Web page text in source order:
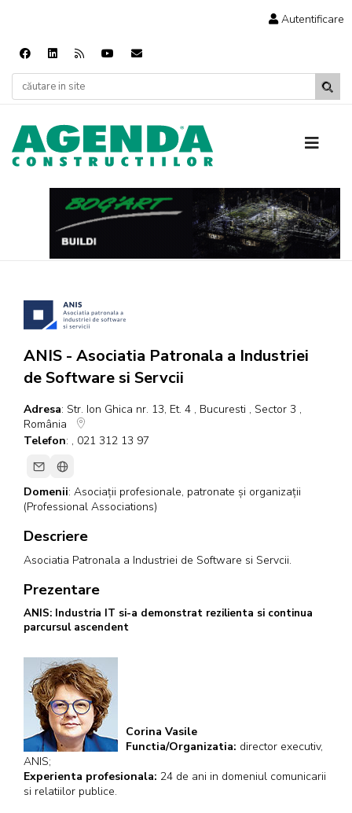
Autentificare
ANIS - Asociatia Patronala a Industriei
de Software si Servcii
Adresa: Str. Ion Ghica nr. 13, Et. 4 , Bucuresti , Sector 3 ,
România
Telefon: , 021 312 13 97
Domenii: Asociații profesionale, patronate și organizații
(Professional Associations)
Descriere
Asociatia Patronala a Industriei de Software si Servcii.
Prezentare
ANIS: Industria IT si-a demonstrat rezilienta si continua
parcursul ascendent
Corina Vasile
Functia/Organizatia: director executiv,
ANIS;
Experienta profesionala: 24 de ani in domeniul comunicarii
si relatiilor publice.